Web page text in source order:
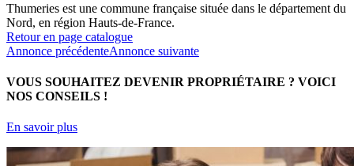
Thumeries est une commune française située dans le département du
Nord, en région Hauts-de-France.
Retour en page catalogue
Annonce précédenteAnnonce suivante
VOUS SOUHAITEZ DEVENIR PROPRIÉTAIRE ? VOICI
NOS CONSEILS !
En savoir plus